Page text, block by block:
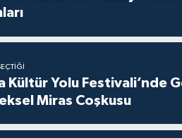
Kültür Yolu Festivali’nde
Miras Coşkusu